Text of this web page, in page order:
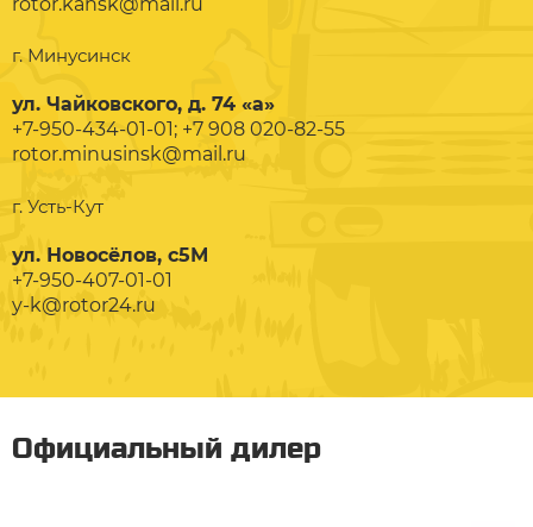
г. Минусинск
ул. Чайковского, д. 74 «а»
+7-950-434-01-01; +7 908 020-82-55
rotor.minusinsk@mail.ru
г. Усть-Кут
ул. Новосёлов, с5М
+7-950-407-01-01
y-k@rotor24.ru
Официальный дилер